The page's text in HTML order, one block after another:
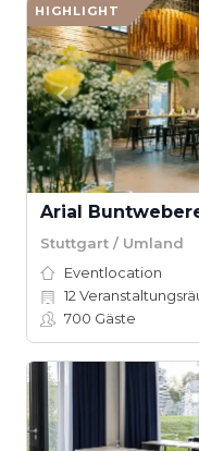
HIGHLIGHT
Arial
Stuttgart / Umland
Eventlocation
12
700 Gäste